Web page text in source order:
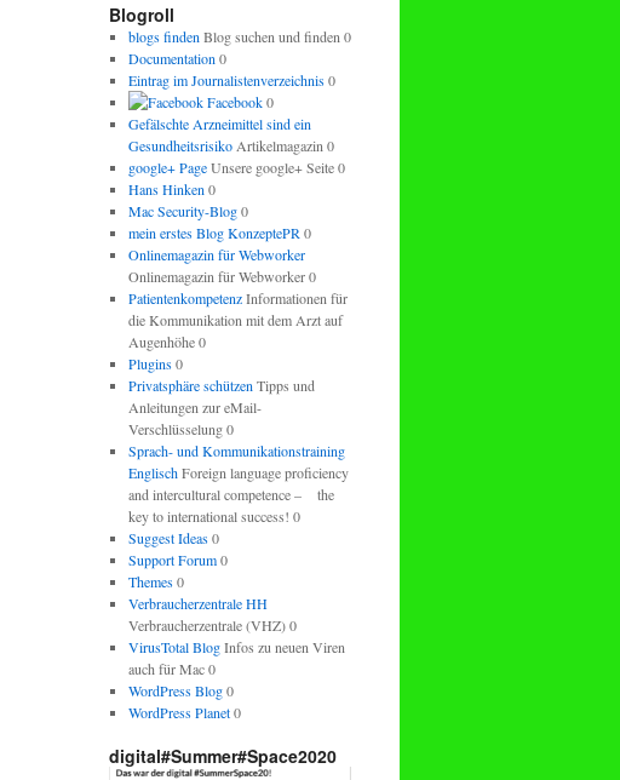
Blogroll
blogs finden Blog suchen und finden 0
Documentation 0
Eintrag im Journalistenverzeichnis0
Facebook0
Gefälschte Arzneimittel sind ein
GesundheitsrisikoArtikelmagazin 0
google+ PageUnsere google+ Seite 0
Hans Hinken 0
Mac Security-Blog0
mein erstes Blog KonzeptePR 0
Onlinemagazin für Webworker
Onlinemagazin für Webworker 0
PatientenkompetenzInformationen für
die Kommunikation mit dem Arzt auf
Augenhöhe 0
Plugins0
Privatsphäre schützen Tipps und
Anleitungen zur eMail-
Verschlüsselung 0
Sprach- und Kommunikationstraining
EnglischForeign language proficiency
and intercultural competence – the
key to international success! 0
Suggest Ideas0
Support Forum0
Themes0
Verbraucherzentrale HH
Verbraucherzentrale (VHZ) 0
VirusTotal BlogInfos zu neuen Viren
auch für Mac 0
WordPress Blog0
WordPress Planet0
digital#Summer#Space2020